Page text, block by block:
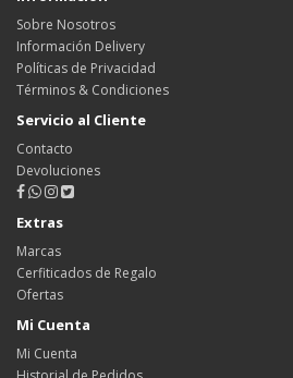
Sobre Nosotros
Información Delivery
Políticas de Privacidad
Términos & Condiciones
Servicio al Cliente
Contacto
Devoluciones
Extras
Marcas
Cerfiticados de Regalo
Ofertas
Mi Cuenta
Mi Cuenta